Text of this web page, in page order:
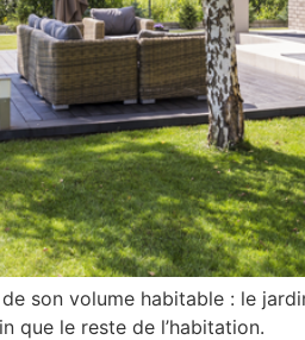
son volume habitable : le
que le reste de l’habitation.